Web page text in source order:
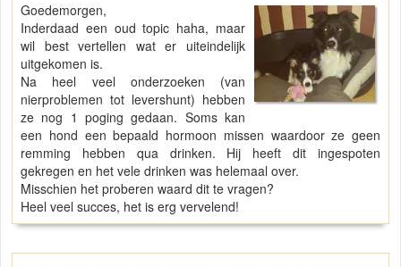
Goedemorgen,
Inderdaad een oud topic haha, maar
wil best vertellen wat er uiteindelijk
uitgekomen is.
Na heel veel onderzoeken (van
nierproblemen tot levershunt) hebben
ze nog 1 poging gedaan. Soms kan
een hond een bepaald hormoon missen waardoor ze geen
remming hebben qua drinken. Hij heeft dit ingespoten
gekregen en het vele drinken was helemaal over.
Misschien het proberen waard dit te vragen?
Heel veel succes, het is erg vervelend!